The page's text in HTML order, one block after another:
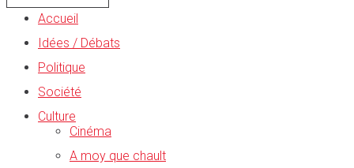
Accueil
Idées / Débats
Politique
Société
Culture
Cinéma
A moy que chault